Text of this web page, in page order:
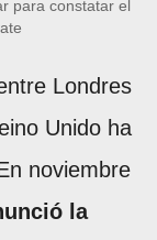
para constatar el
Londres
Unido ha
noviembre
la